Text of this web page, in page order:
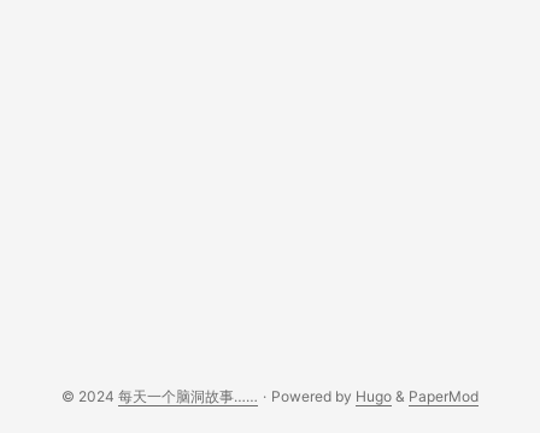
© 2024 每天一个脑洞故事…… · Powered by Hugo & PaperMod